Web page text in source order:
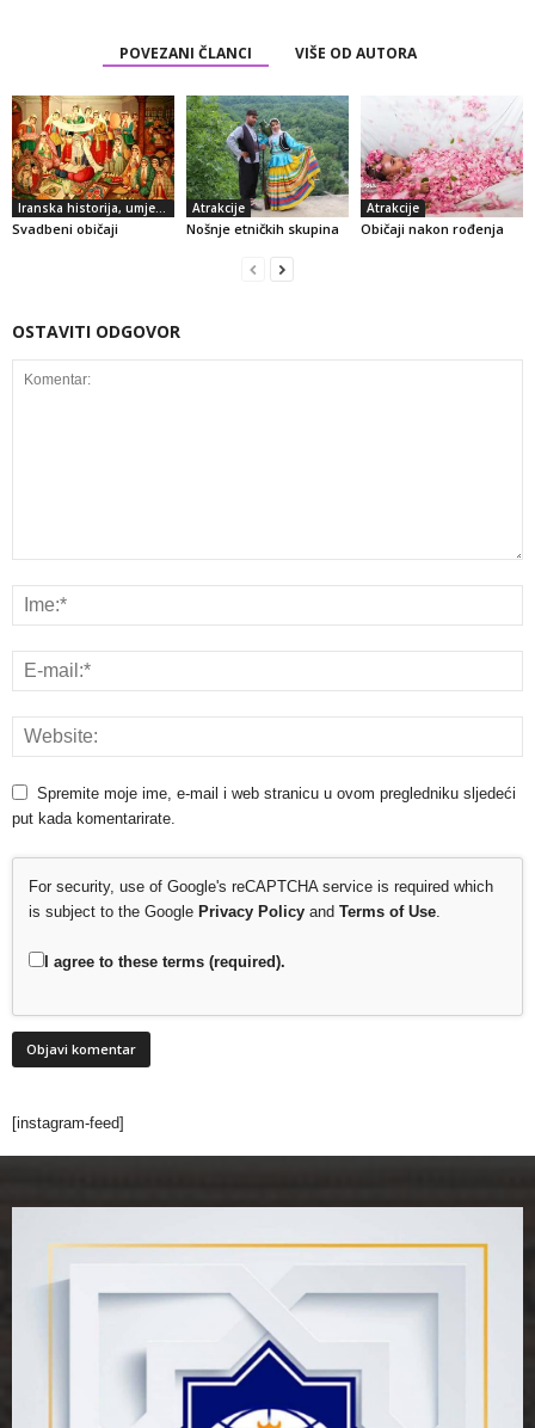
POVEZANI ČLANCI VIŠE OD AUTORA
Iranska historija, umjetnost i kultura
Svadbeni običaji
Atrakcije
Nošnje etničkih skupina
Atrakcije
Običaji nakon rođenja
OSTAVITI ODGOVOR
Spremite moje ime, e-mail i web stranicu u ovom pregledniku sljedeći
put kada komentarirate.
For security, use of Google's reCAPTCHA service is required which
is subject to the Google Privacy Policy and Terms of Use
I agree to these terms (required).
[instagram-feed]